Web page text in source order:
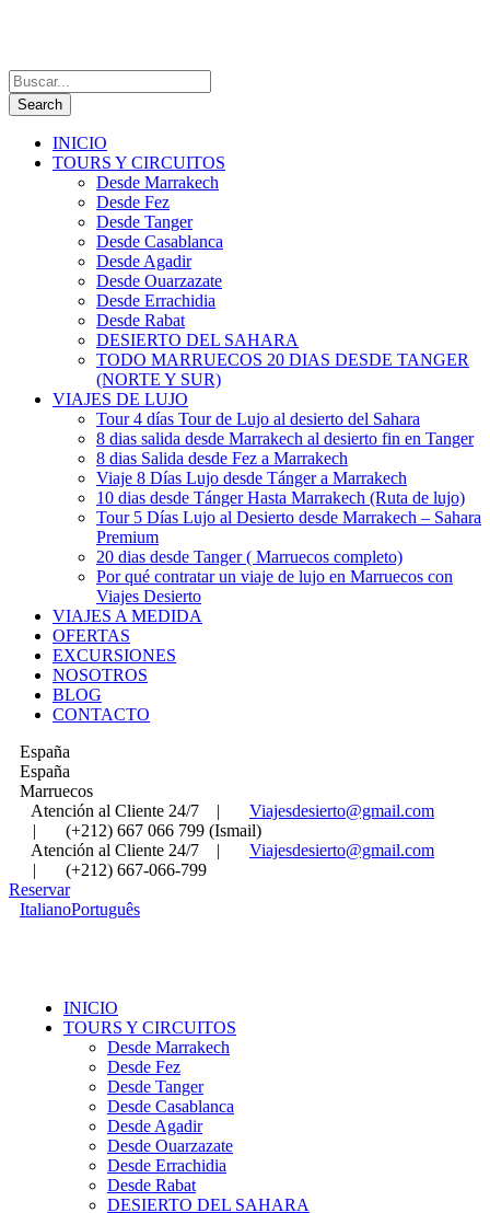
INICIO
TOURS Y CIRCUITOS
Desde Marrakech
Desde Fez
Desde Tanger
Desde Casablanca
Desde Agadir
Desde Ouarzazate
Desde Errachidia
Desde Rabat
DESIERTO DEL SAHARA
TODO MARRUECOS 20 DIAS DESDE TANGER
(NORTE Y SUR)
VIAJES DE LUJO
Tour 4 días Tour de Lujo al desierto del Sahara
8 dias salida desde Marrakech al desierto fin en Tanger
8 dias Salida desde Fez a Marrakech
Viaje 8 Días Lujo desde Tánger a Marrakech
10 dias desde Tánger Hasta Marrakech (Ruta de lujo)
Tour 5 Días Lujo al Desierto desde Marrakech – Sahara
Premium
20 dias desde Tanger ( Marruecos completo)
Por qué contratar un viaje de lujo en Marruecos con
Viajes Desierto
VIAJES A MEDIDA
OFERTAS
EXCURSIONES
NOSOTROS
BLOG
CONTACTO
España
España
Marruecos
Atención al Cliente 24/7
|
Viajesdesierto@gmail.com
|
(+212) 667 066 799 (Ismail)
Atención al Cliente 24/7
|
Viajesdesierto@gmail.com
|
(+212) 667-066-799
Reservar
ItalianoPortuguês
INICIO
TOURS Y CIRCUITOS
Desde Marrakech
Desde Fez
Desde Tanger
Desde Casablanca
Desde Agadir
Desde Ouarzazate
Desde Errachidia
Desde Rabat
DESIERTO DEL SAHARA